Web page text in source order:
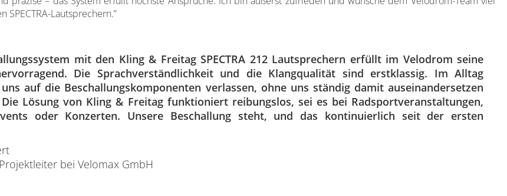
SPECTRA-Lautsprechern.”
mit den Kling & Freitag SPECTRA 212 Lautsprechern erfüllt im Velodrom seine
Die Sprachverständlichkeit und die Klangqualität sind erstklassig. Im Alltag
auf die Beschallungskomponenten verlassen, ohne uns ständig damit auseinandersetzen
Lösung von Kling & Freitag funktioniert reibungslos, sei es bei Radsportveranstaltungen,
oder Konzerten. Unsere Beschallung steht, und das kontinuierlich seit der ersten
bei Velomax GmbH